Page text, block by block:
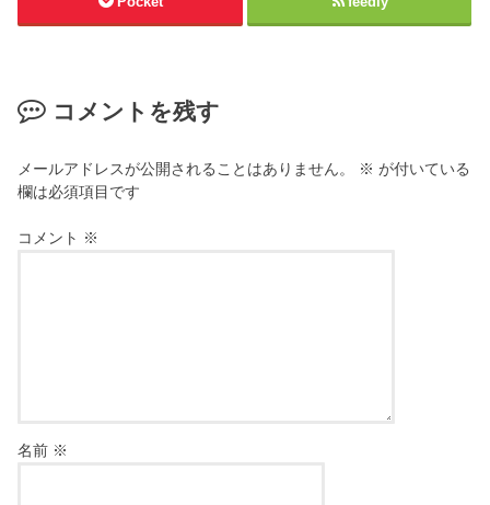
コメントを残す
メールアドレスが公開されることはありません。 ※ が付いている
欄は必須項目です
コメント ※
名前 ※